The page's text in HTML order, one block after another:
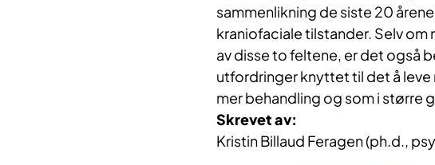
sammenlikning de siste 20
kraniofaciale tilstander. Selv om
av disse to feltene, er det også
utfordringer knyttet til det å
mer behandling og som i større
Skrevet av:
Kristin Billaud Feragen (ph.d.,